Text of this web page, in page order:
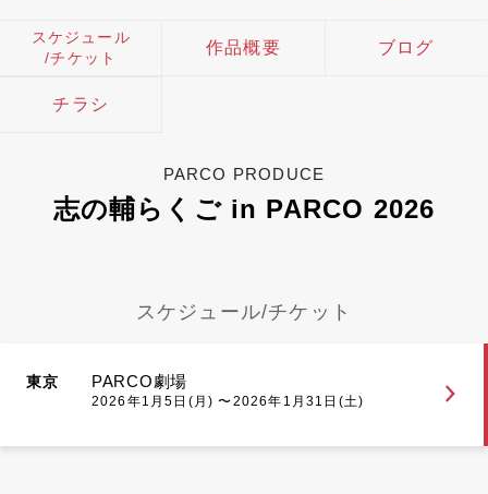
スケジュール
/チケット
作品概要 ブログ
チラシ
PARCO PRODUCE
志の輔らくご in PARCO 2026
スケジュール/チケット
東京 PARCO劇場
2026年1月5日(月) 〜2026年1月31日(土)